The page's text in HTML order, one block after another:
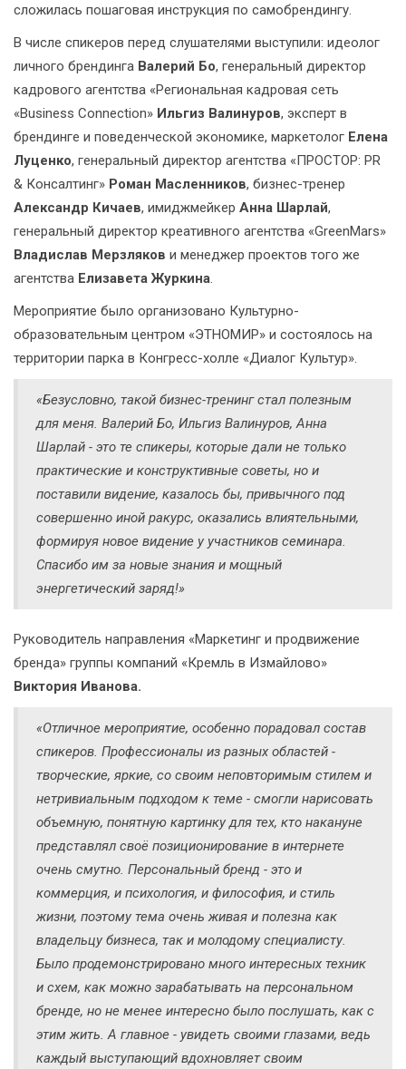
сложилась пошаговая инструкция по самобрендингу.
В числе спикеров перед слушателями выступили: идеолог
личного брендинга Валерий Бо, генеральный директор
кадрового агентства «Региональная кадровая сеть
«Business Connection» Ильгиз Валинуров, эксперт в
брендинге и поведенческой экономике, маркетолог Елена
Луценко, генеральный директор агентства «ПРОСТОР: PR
& Консалтинг» Роман Масленников, бизнес-тренер
Александр Кичаев, имиджмейкер Анна Шарлай,
генеральный директор креативного агентства «GreenMars»
Владислав Мерзляков и менеджер проектов того же
агентства Елизавета Журкина.
Мероприятие было организовано Культурно-
образовательным центром «ЭТНОМИР» и состоялось на
территории парка в Конгресс-холле «Диалог Культур».
«Безусловно, такой бизнес-тренинг стал полезным
для меня. Валерий Бо, Ильгиз Валинуров, Анна
Шарлай - это те спикеры, которые дали не только
практические и конструктивные советы, но и
поставили видение, казалось бы, привычного под
совершенно иной ракурс, оказались влиятельными,
формируя новое видение у участников семинара.
Спасибо им за новые знания и мощный
энергетический заряд!»
Руководитель направления «Маркетинг и продвижение
бренда» группы компаний «Кремль в Измайлово»
Виктория Иванова.
«Отличное мероприятие, особенно порадовал состав
спикеров. Профессионалы из разных областей -
творческие, яркие, со своим неповторимым стилем и
нетривиальным подходом к теме - смогли нарисовать
объемную, понятную картинку для тех, кто накануне
представлял своё позиционирование в интернете
очень смутно. Персональный бренд - это и
коммерция, и психология, и философия, и стиль
жизни, поэтому тема очень живая и полезна как
владельцу бизнеса, так и молодому специалисту.
Было продемонстрировано много интересных техник
и схем, как можно зарабатывать на персональном
бренде, но не менее интересно было послушать, как с
этим жить. А главное - увидеть своими глазами, ведь
каждый выступающий вдохновляет своим